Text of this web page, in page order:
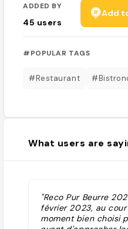
ADDED BY
45 users
Add
#POPULAR TAGS
#Restaurant
What users are
"Reco Pur Beurre
février 2023, au
moment bien choisi